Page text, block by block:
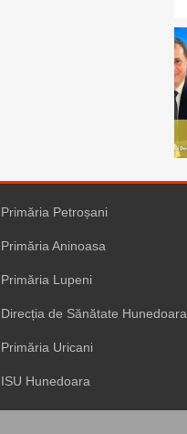
Primăria Petroșani
Primăria Aninoasa
Primăria Lupeni
Direcția de Sănătate Hunedoara
Primăria Uricani
ISU Hunedoara
Primăria Vulcan